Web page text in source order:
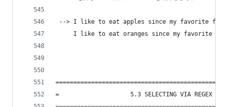
--> I like to eat apples since my favorite
I like to eat oranges since my favorite
=                    5.3 SELECTING VIA